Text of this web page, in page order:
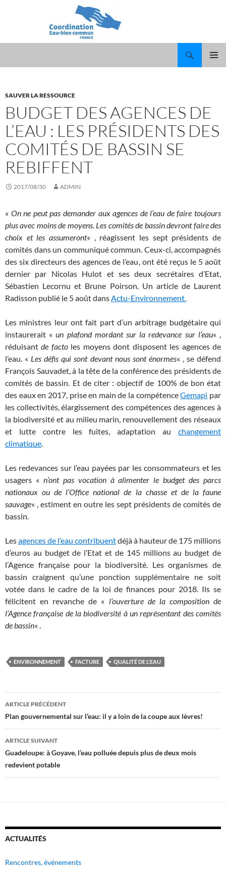
SAUVER LA RESSOURCE
BUDGET DES AGENCES DE
L’EAU : LES PRÉSIDENTS DES
COMITÉS DE BASSIN SE
REBIFFENT
2017/08/30 ADMIN
« On ne peut pas demander aux agences de l’eau de faire toujours
plus avec moins de moyens. Les comités de bassin devront faire des
choix et les assumeront« , réagissent les sept présidents de
comités dans un communiqué commun. Ceux-ci, accompagnés
des six directeurs des agences de l’eau, ont été reçus le 5 août
dernier par Nicolas Hulot et ses deux secrétaires d’Etat,
Sébastien Lecornu et Brune Poirson. Un article de Laurent
Radisson publié le 5 août dansActu-Environnement.
Les ministres leur ont fait part d’un arbitrage budgétaire qui
instaurerait «un plafond mordant sur la redevance sur l’eau« ,
réduisantde factoles moyens dont disposent les agences de
l’eau. « Les défis qui sont devant nous sont énormes« , se défend
François Sauvadet, à la tête de la conférence des présidents de
comités de bassin. Et de citer : objectif de 100% de bon état
des eaux en 2017, prise en main de la compétenceGemapi par
les collectivités, élargissement des compétences des agences à
la biodiversité et au milieu marin, renouvellement des réseaux
et lutte contre les fuites, adaptation au changement
climatique.
Les redevances sur l’eau payées par les consommateurs et les
usagers « n’ont pas vocation à alimenter le budget des parcs
nationaux ou de l’Office national de la chasse et de la faune
sauvage« , estiment en outre les sept présidents de comités de
bassin.
Lesagences de l’eau contribuentdéjà à hauteur de 175 millions
d’euros au budget de l’Etat et de 145 millions au budget de
l’Agence française pour la biodiversité. Les organismes de
bassin craignent qu’une ponction supplémentaire ne soit
votée dans le cadre de la loi de finances pour 2018. Ils se
félicitent en revanche de « l’ouverture de la composition de
l’Agence française de la biodiversité à un représentant des comités
de bassin« .
ENVIRONNEMENT FACTURE QUALITÉ DE L'EAU
Navigation
des
articles
ARTICLE PRÉCÉDENT
Plan gouvernemental sur l’eau: il y a loin de la coupe aux lèvres!
ARTICLE SUIVANT
Guadeloupe: à Goyave, l’eau polluée depuis plus de deux mois
redevient potable
ACTUALITÉS
Rencontres, événements